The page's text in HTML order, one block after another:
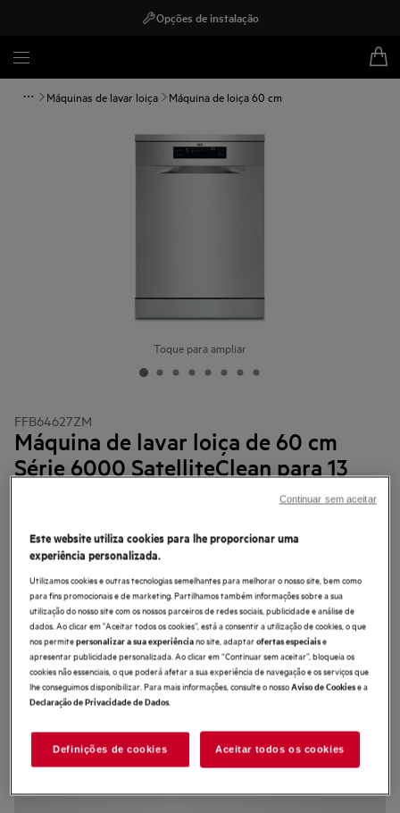
Opções de instalação
Máquinas de lavar loiça Máquina de loiça 60 cm
Toque para ampliar
FFB64627ZM
Máquina de lavar loiça de 60 cm
Série 6000 SatelliteClean para 13
4.4 (221)
Ficha de informação do produto
Benefícios
Com cobertura até 3 vezes superior, o SatelliteClean® deixa a loiça
impecável
Com cobertura até 3 vezes superior, alcança cada canto para uma limpeza
potente e eficaz
Estabilizam e protegem os seus copos de forma eficiente, impedindo-os de
Este website utiliza cookies para lhe proporcionar uma
experiência personalizada.
Utilizamos cookies e outras tecnologias semelhantes para melhorar o nosso site, bem como
para fins promocionais e de marketing. Partilhamos também informações sobre a sua
utilização do nosso site com os nossos parceiros de redes sociais, publicidade e análise de
dados. Ao clicar em "Aceitar todos os cookies”, está a consentir a utilização de cookies, o que
nos permitepersonalizar a sua experiênciano site, adaptarofertas especiaise
apresentar publicidade personalizada. Ao clicar em “Continuar sem aceitar”, bloqueia os
cookies não essenciais, o que poderá afetar a sua experiência de navegação e os serviços que
lhe conseguimos disponibilizar. Para mais informações, consulte o nossoAviso de Cookiese a
Declaração de Privacidade de Dados
Definições de cookies Aceitar todos os cookies
Continuar sem aceitar